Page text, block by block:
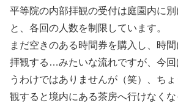
平等院の内部拝観の受付は庭園内に
と、各回の人数を制限しています。
まだ空きのある時間券を購入し、時
拝観する…みたいな流れですが、今
うわけではありませんが（笑）、ち
観すると境内にある茶房へ行けなく